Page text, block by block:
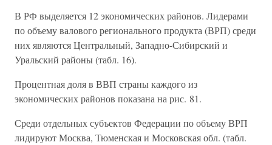
В РФ выделяется 12 экономических районов. Лидерами
по объему валового регионального продукта (ВРП) среди
них являются Центральный, Западно-Сибирский и
Уральский районы (табл. 16).
Процентная доля в ВВП страны каждого из
экономических районов показана на рис. 81.
Среди отдельных субъектов Федерации по объему ВРП
лидируют Москва, Тюменская и Московская обл. (табл.